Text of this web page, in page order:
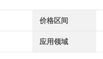
价格区间
应用领域